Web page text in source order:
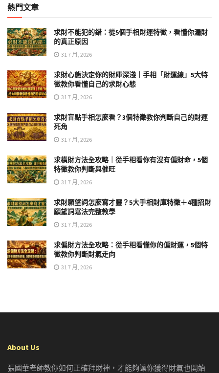
熱門文章
求財不能犯的錯：從5個手相財運特徵，看懂你漏財
的真正原因
31 7 月, 2026
求財心態決定你的財庫深淺｜手相「財運線」5大特
徵教你看懂自己的求財心態
31 7 月, 2026
求財盲點手相怎麼看？3個特徵教你判斷自己的財運
死角
31 7 月, 2026
求橫財方法全攻略｜從手相看你有沒有偏財命，5個
特徵教你判斷與催旺
31 7 月, 2026
求財願望詞怎麼寫才靈？5大手相財庫特徵＋4種招財
願望詞寫法完整教學
31 7 月, 2026
求偏財方法全攻略：從手相看懂你的偏財運，5個特
徵教你判斷財氣走向
31 7 月, 2026
About Us
張國華老師教你如何正確拜財神，才能夠讓你獲得財氣也開始